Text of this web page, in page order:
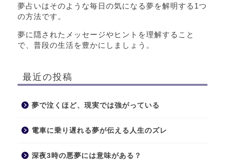
夢占いはそのような毎日の気になる夢を解明する1つ
の方法です。
夢に隠されたメッセージやヒントを理解すること
で、普段の生活を豊かにしましょう。
最近の投稿
夢で泣くほど、現実では強がっている
電車に乗り遅れる夢が伝える人生のズレ
深夜3時の悪夢には意味がある？